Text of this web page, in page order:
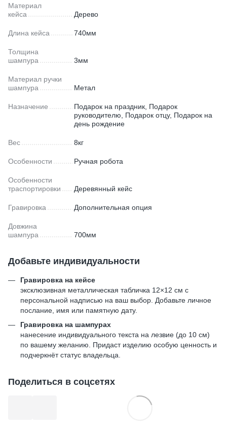
Материал
кейса
Дерево
Длина кейса 740мм
Толщина
шампура
3мм
Материал ручки
шампура
Метал
Назначение
Подарок на праздник, Подарок
руководителю, Подарок отцу, Подарок на
день рождение
Вес 8кг
Особенности Ручная робота
Особенности
траспортировки
Деревянный кейс
Гравировка Дополнительная опция
Довжина
шампура
700мм
Добавьте индивидуальности
Гравировка на кейсе
эксклюзивная металлическая табличка 12×12 см с
персональной надписью на ваш выбор. Добавьте личное
послание, имя или памятную дату.
Гравировка на шампурах
нанесение индивидуального текста на лезвие (до 10 см)
по вашему желанию. Придаст изделию особую ценность и
подчеркнёт статус владельца.
Поделиться в соцсетях